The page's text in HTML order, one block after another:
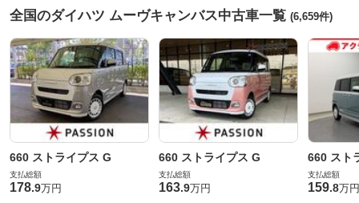
全国のダイハツ ムーヴキャンバス中古車一覧 (6,659件)
660 ストライプス G
支払総額
178.9万円
660 ストライプス G
支払総額
163.9万円
660 スト
支払総額
159.8万円